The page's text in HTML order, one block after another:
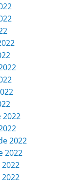
2022
2022
2022